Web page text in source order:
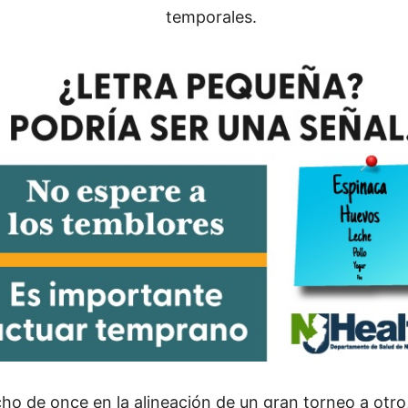
temporales.
de once en la alineación de un gran torneo a